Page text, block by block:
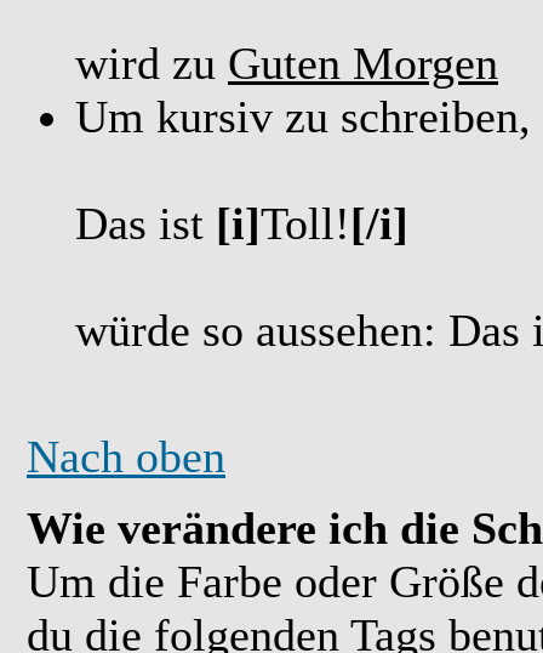
wird zu Guten Morgen
Um kursiv zu
Das ist [i]Toll![/i]
würde so aussehen:
Nach oben
Wie verändere ich die
Um die Farbe oder Größe
du die folgenden Tags